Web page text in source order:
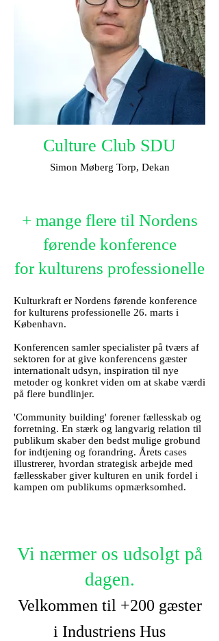
Culture Club SDU
Simon Møberg Torp, Dekan
+ mange flere til Nordens
førende konference
for kulturens professionelle
Kulturkraft er Nordens førende konference
for kulturens professionelle 26. marts i
København.
Konferencen samler specialister på tværs af
sektoren for at give konferencens gæster
internationalt udsyn, inspiration til nye
metoder og konkret viden om at skabe værdi
på flere bundlinjer.
'Community building' forener fællesskab og
forretning. En stærk og langvarig relation til
publikum skaber den bedst mulige grobund
for indtjening og forandring. Årets cases
illustrerer, hvordan strategisk arbejde med
fællesskaber giver kulturen en unik fordel i
kampen om publikums opmærksomhed.
Vi nærmer os udsolgt på
dagen.
Velkommen til +200 gæster
i Industriens Hus